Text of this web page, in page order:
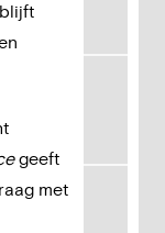
geeft
met